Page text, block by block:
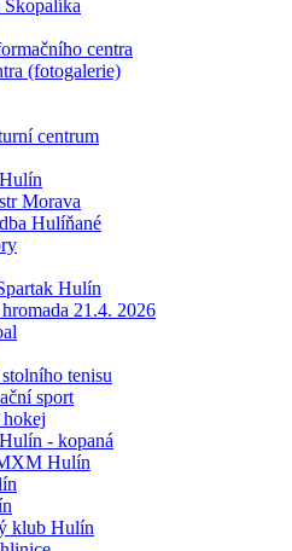
centra
(fotogalerie)
centrum
Morava
Hulíňané
Hulín
21.4. 2026
tenisu
sport
- kopaná
Hulín
klub Hulín